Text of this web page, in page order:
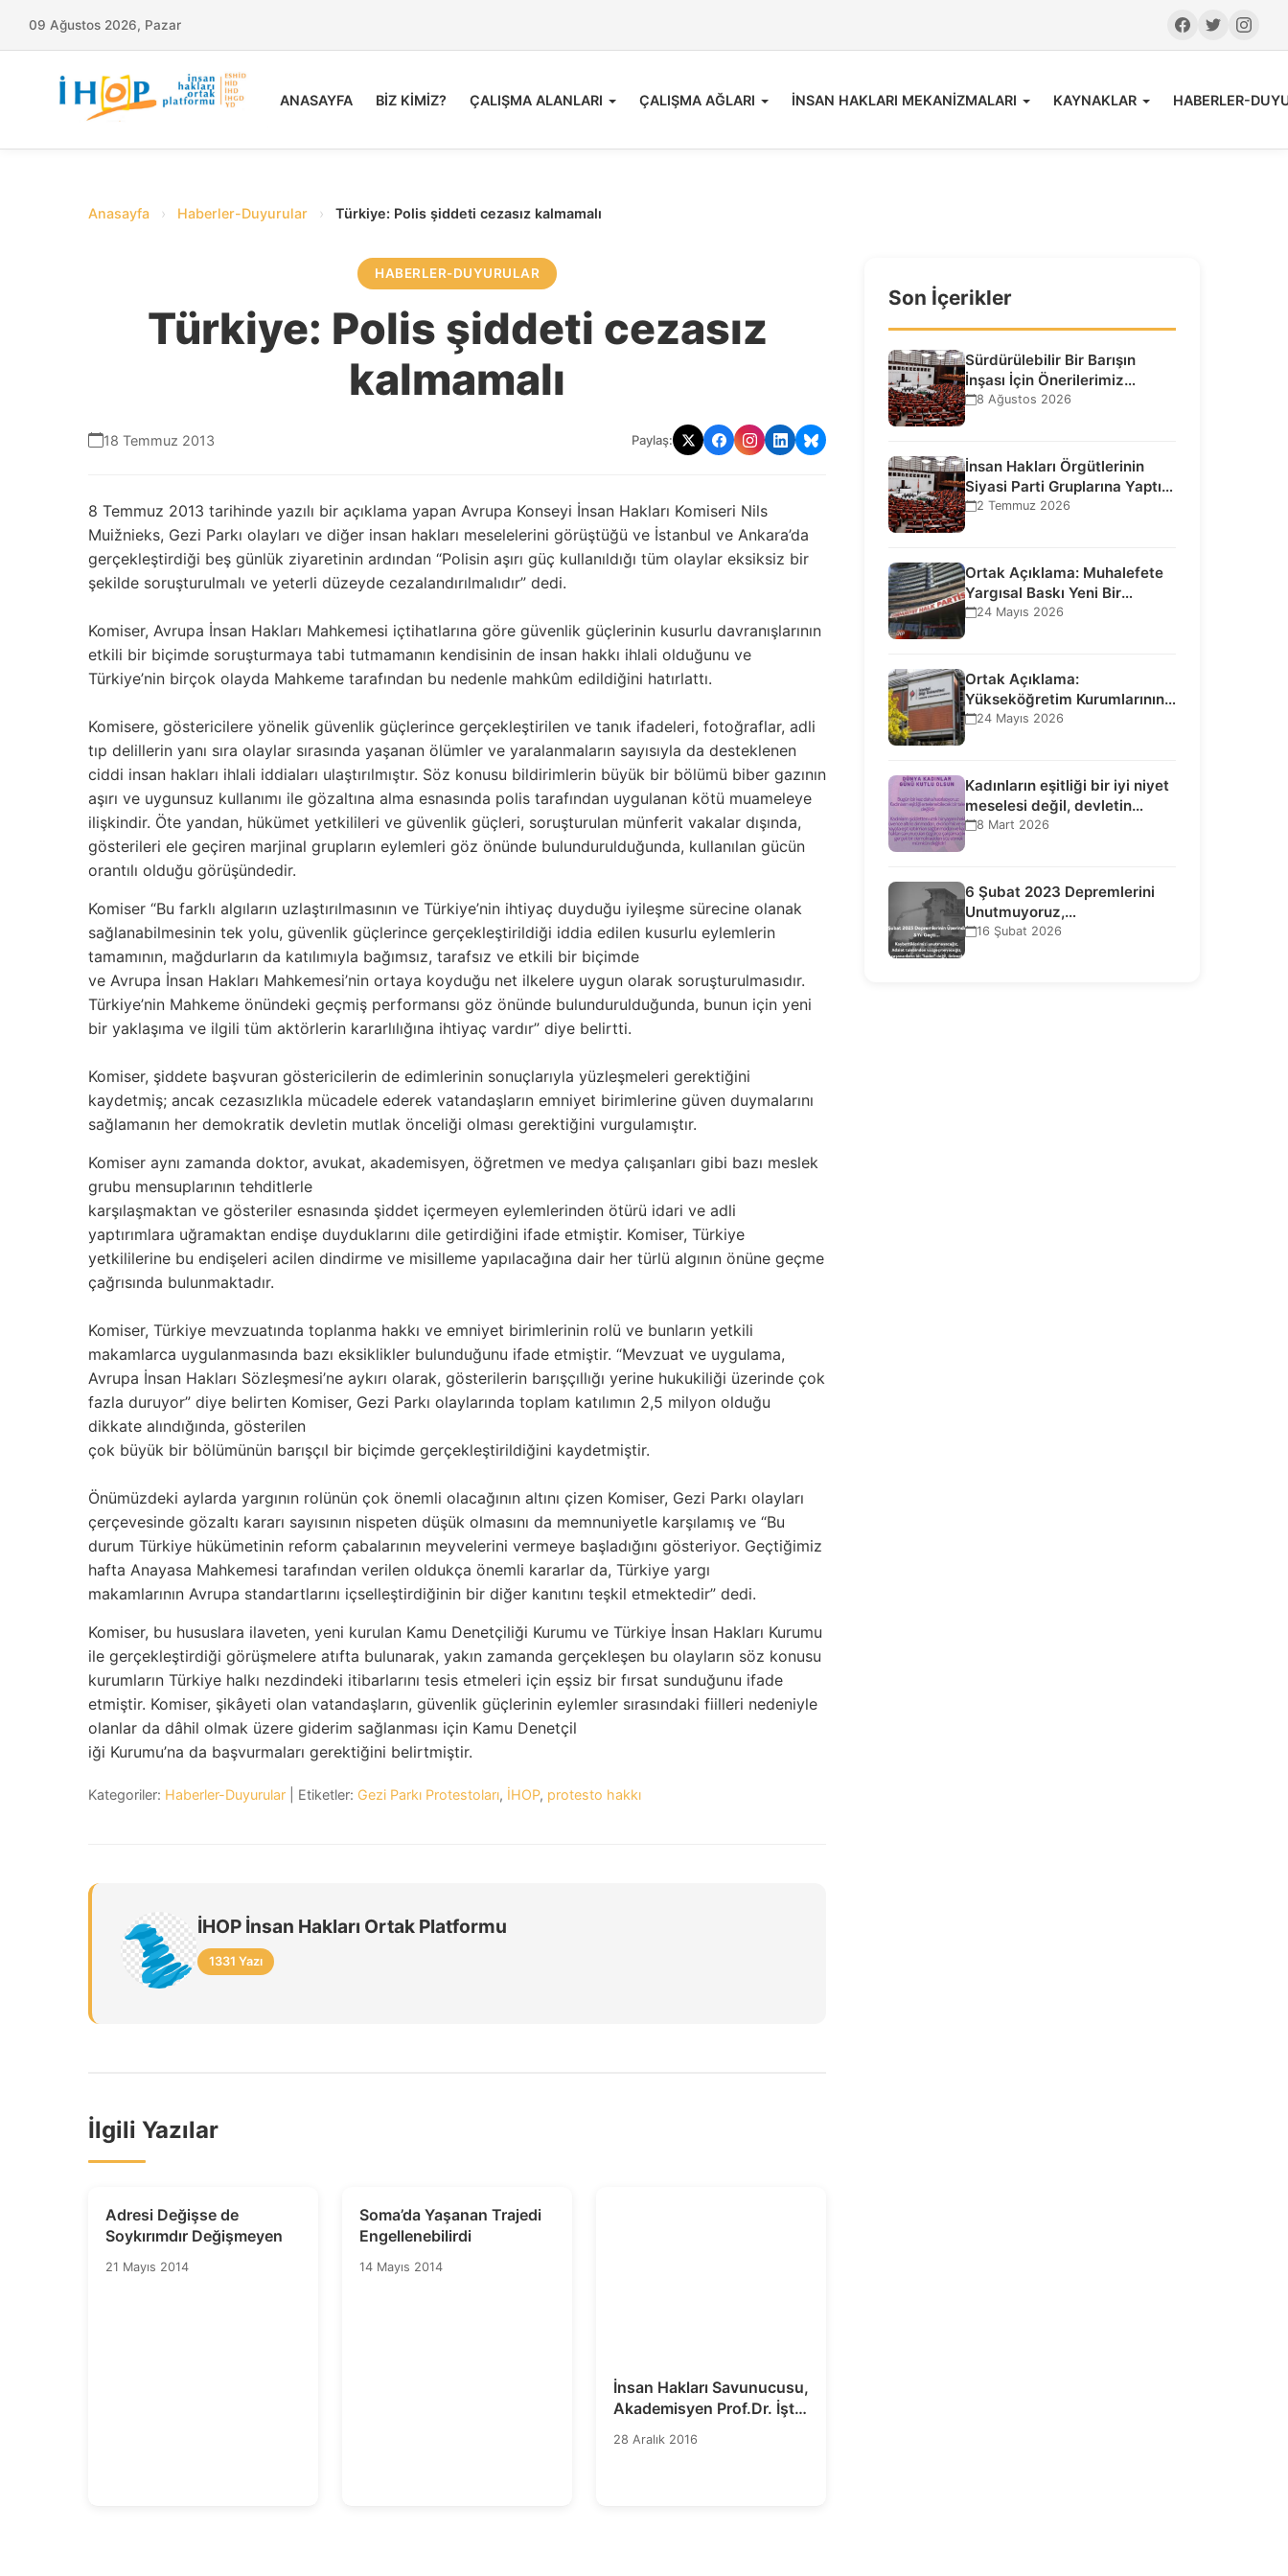
09 Ağustos 2026, Pazar
ANASAYFA BİZ KİMİZ? ÇALIŞMA ALANLARI ÇALIŞMA AĞLARI İNSAN HAKLARI MEKANİZMALARI KAYNAKLAR HABERLER-
Anasayfa › Haberler-Duyurular › Türkiye: Polis şiddeti cezasız kalmamalı
HABERLER-DUYURULAR
Türkiye: Polis şiddeti cezasız
kalmamalı
18 Temmuz 2013 Paylaş:
8 Temmuz 2013 tarihinde yazılı bir açıklama yapan Avrupa Konseyi İnsan Hakları Komiseri Nils
Muižnieks, Gezi Parkı olayları ve diğer insan hakları meselelerini görüştüğü ve İstanbul ve Ankara’da
gerçekleştirdiği beş günlük ziyaretinin ardından “Polisin aşırı güç kullanıldığı tüm olaylar eksiksiz bir
şekilde soruşturulmalı ve yeterli düzeyde cezalandırılmalıdır” dedi.
Komiser, Avrupa İnsan Hakları Mahkemesi içtihatlarına göre güvenlik güçlerinin kusurlu davranışlarının
etkili bir biçimde soruşturmaya tabi tutmamanın kendisinin de insan hakkı ihlali olduğunu ve
Türkiye’nin birçok olayda Mahkeme tarafından bu nedenle mahkûm edildiğini hatırlattı.
Komisere, göstericilere yönelik güvenlik güçlerince gerçekleştirilen ve tanık ifadeleri, fotoğraflar, adli
tıp delillerin yanı sıra olaylar sırasında yaşanan ölümler ve yaralanmaların sayısıyla da desteklenen
ciddi insan hakları ihlali iddiaları ulaştırılmıştır. Söz konusu bildirimlerin büyük bir bölümü biber gazının
aşırı ve uygunsuz kullanımı ile gözaltına alma esnasında polis tarafından uygulanan kötü muameleye
ilişkindir. Öte yandan, hükümet yetkilileri ve güvenlik güçleri, soruşturulan münferit vakalar dışında,
gösterileri ele geçiren marjinal grupların eylemleri göz önünde bulundurulduğunda, kullanılan gücün
orantılı olduğu görüşündedir.
Komiser “Bu farklı algıların uzlaştırılmasının ve Türkiye’nin ihtiyaç duyduğu iyileşme sürecine olanak
sağlanabilmesinin tek yolu, güvenlik güçlerince gerçekleştirildiği iddia edilen kusurlu eylemlerin
tamamının, mağdurların da katılımıyla bağımsız, tarafsız ve etkili bir biçimde
ve Avrupa İnsan Hakları Mahkemesi’nin ortaya koyduğu net ilkelere uygun olarak soruşturulmasıdır.
Türkiye’nin Mahkeme önündeki geçmiş performansı göz önünde bulundurulduğunda, bunun için yeni
bir yaklaşıma ve ilgili tüm aktörlerin kararlılığına ihtiyaç vardır” diye belirtti.
Komiser, şiddete başvuran göstericilerin de edimlerinin sonuçlarıyla yüzleşmeleri gerektiğini
kaydetmiş; ancak cezasızlıkla mücadele ederek vatandaşların emniyet birimlerine güven duymalarını
sağlamanın her demokratik devletin mutlak önceliği olması gerektiğini vurgulamıştır.
Komiser aynı zamanda doktor, avukat, akademisyen, öğretmen ve medya çalışanları gibi bazı meslek
grubu mensuplarının tehditlerle
karşılaşmaktan ve gösteriler esnasında şiddet içermeyen eylemlerinden ötürü idari ve adli
yaptırımlara uğramaktan endişe duyduklarını dile getirdiğini ifade etmiştir. Komiser, Türkiye
yetkililerine bu endişeleri acilen dindirme ve misilleme yapılacağına dair her türlü algının önüne geçme
çağrısında bulunmaktadır.
Komiser, Türkiye mevzuatında toplanma hakkı ve emniyet birimlerinin rolü ve bunların yetkili
makamlarca uygulanmasında bazı eksiklikler bulunduğunu ifade etmiştir. “Mevzuat ve uygulama,
Avrupa İnsan Hakları Sözleşmesi’ne aykırı olarak, gösterilerin barışçıllığı yerine hukukiliği üzerinde çok
fazla duruyor” diye belirten Komiser, Gezi Parkı olaylarında toplam katılımın 2,5 milyon olduğu
dikkate alındığında, gösterilen
çok büyük bir bölümünün barışçıl bir biçimde gerçekleştirildiğini kaydetmiştir.
Önümüzdeki aylarda yargının rolünün çok önemli olacağının altını çizen Komiser, Gezi Parkı olayları
çerçevesinde gözaltı kararı sayısının nispeten düşük olmasını da memnuniyetle karşılamış ve “Bu
durum Türkiye hükümetinin reform çabalarının meyvelerini vermeye başladığını gösteriyor. Geçtiğimiz
hafta Anayasa Mahkemesi tarafından verilen oldukça önemli kararlar da, Türkiye yargı
makamlarının Avrupa standartlarını içselleştirdiğinin bir diğer kanıtını teşkil etmektedir” dedi.
Komiser, bu hususlara ilaveten, yeni kurulan Kamu Denetçiliği Kurumu ve Türkiye İnsan Hakları Kurumu
ile gerçekleştirdiği görüşmelere atıfta bulunarak, yakın zamanda gerçekleşen bu olayların söz konusu
kurumların Türkiye halkı nezdindeki itibarlarını tesis etmeleri için eşsiz bir fırsat sunduğunu ifade
etmiştir. Komiser, şikâyeti olan vatandaşların, güvenlik güçlerinin eylemler sırasındaki fiilleri nedeniyle
olanlar da dâhil olmak üzere giderim sağlanması için Kamu Denetçil
iği Kurumu’na da başvurmaları gerektiğini belirtmiştir.
Kategoriler: Haberler-Duyurular | Etiketler: Gezi Parkı Protestoları, İHOP, protesto hakkı
İHOP İnsan Hakları Ortak Platformu
1331 Yazı
İlgili Yazılar
Adresi Değişse de
Soykırımdır Değişmeyen
21 Mayıs 2014
Soma’da Yaşanan Trajedi
Engellenebilirdi
14 Mayıs 2014
İnsan Hakları Savunucusu,
Akademisyen Prof.Dr. İştar
Gözaydın’ın Tutukluluk
28 Aralık 2016
Son İçerikler
Sürdürülebilir Bir Barışın
İnşası İçin Önerilerimiz…
8 Ağustos 2026
İnsan Hakları Örgütlerinin
Siyasi Parti Gruplarına Yaptığı
Ziyaretlere İlişkin
2 Temmuz 2026
Ortak Açıklama: Muhalefete
Yargısal Baskı Yeni Bir
Aşamaya Geçti: Seçilmiş…
24 Mayıs 2026
Ortak Açıklama:
Yükseköğretim Kurumlarının
Toplumsal İşlevi Kurucularının
24 Mayıs 2026
Kadınların eşitliği bir iyi niyet
meselesi değil, devletin
uluslararası insan…
8 Mart 2026
6 Şubat 2023 Depremlerini
Unutmuyoruz,
Vazgeçmiyoruz, Hesap
16 Şubat 2026